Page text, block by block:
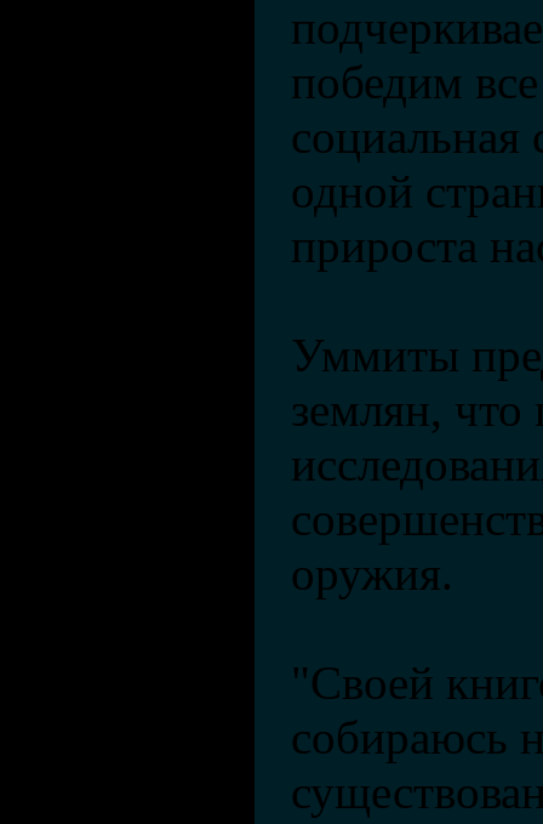
победим
социальная
одной
прироста
Уммиты
землян, что
оружия.
"Своей
собираюсь